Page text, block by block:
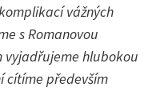
vážných
s Romanovou
vyjadřujeme hlubokou
cítíme především